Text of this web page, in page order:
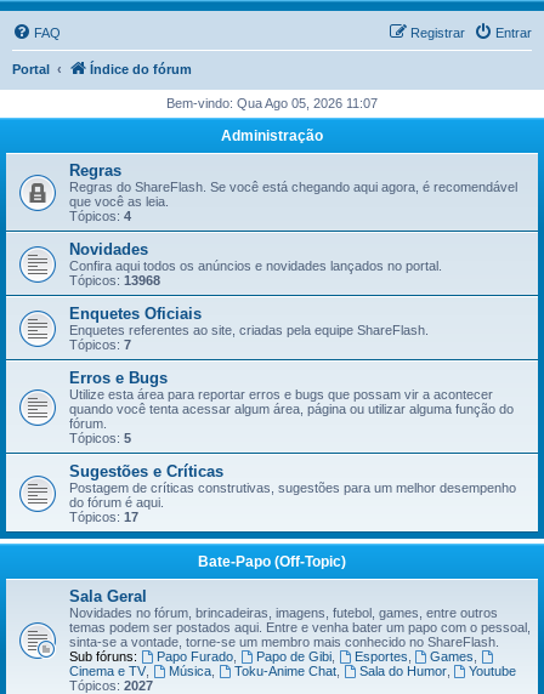
FAQ Entrar
Registrar
Portal Índice do fórum
Bem-vindo: Qua Ago 05, 2026 11:07
Administração
Regras
Regras do ShareFlash. Se você está chegando aqui agora, é recomendável
que você as leia.
Tópicos: 4
Novidades
Confira aqui todos os anúncios e novidades lançados no portal.
Tópicos: 13968
Enquetes Oficiais
Enquetes referentes ao site, criadas pela equipe ShareFlash.
Tópicos: 7
Erros e Bugs
Utilize esta área para reportar erros e bugs que possam vir a acontecer
quando você tenta acessar algum área, página ou utilizar alguma função do
fórum.
Tópicos: 5
Sugestões e Críticas
Postagem de críticas construtivas, sugestões para um melhor desempenho
do fórum é aqui.
Tópicos: 17
Bate-Papo (Off-Topic)
Sala Geral
Novidades no fórum, brincadeiras, imagens, futebol, games, entre outros
temas podem ser postados aqui. Entre e venha bater um papo com o pessoal,
sinta-se a vontade, torne-se um membro mais conhecido no ShareFlash.
Sub fóruns:
Papo Furado, Papo de Gibi, Esportes Games
Cinema e TV, Música, Toku-Anime Chat, Sala do Humor,
Youtube
Tópicos: 2027